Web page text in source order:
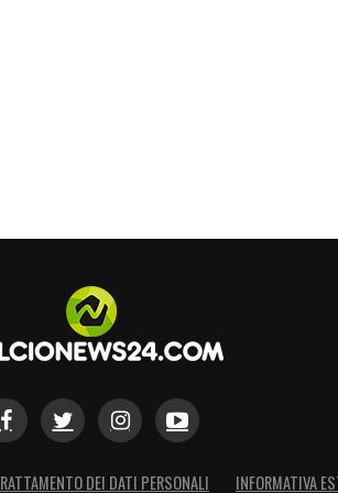
DEI DATI PERSONALI INFORMATIVA